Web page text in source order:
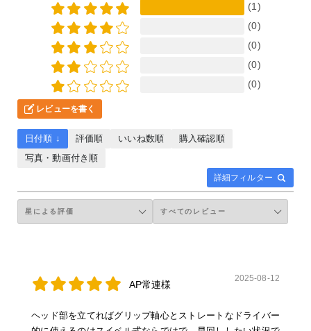
(1)
(0)
(0)
(0)
(0)
レビューを書く
詳細フィルター
日付順 ↓ 評価順 いいね数順
購入確認順
写真・動画付き順
AP常連様
2025-08-12
ヘッド部を立てればグリップ軸心とストレートなドライバー